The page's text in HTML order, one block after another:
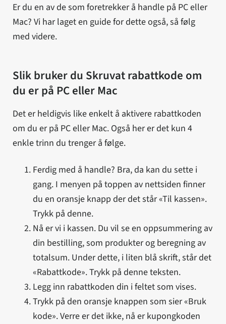
Er du en av de som foretrekker å handle på PC eller
Mac? Vi har laget en guide for dette også, så følg
med videre.
Slik bruker du Skruvat rabattkode om
du er på PC eller Mac
Det er heldigvis like enkelt å aktivere rabattkoden
om du er på PC eller Mac. Også her er det kun 4
enkle trinn du trenger å følge.
Ferdig med å handle? Bra, da kan du sette i
gang. I menyen på toppen av nettsiden finner
du en oransje knapp der det står «Til kassen».
Trykk på denne.
Nå er vi i kassen. Du vil se en oppsummering av
din bestilling, som produkter og beregning av
totalsum. Under dette, i liten blå skrift, står det
«Rabattkode». Trykk på denne teksten.
Legg inn rabattkoden din i feltet som vises.
Trykk på den oransje knappen som sier «Bruk
kode». Verre er det ikke, nå er kupongkoden